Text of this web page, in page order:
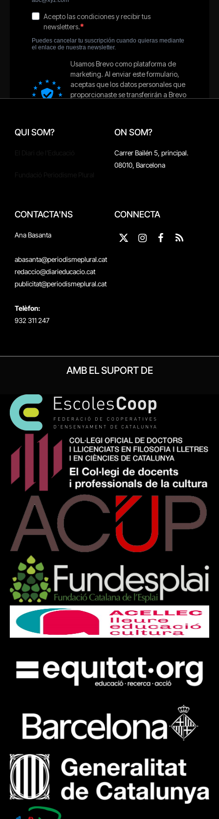
QUI SOM? ON SOM?
Carrer Bailén 5, principal.
08010, Barcelona
CONTACTA'NS
Ana Basanta
abasanta@periodismeplural.cat
redaccio@diarieducacio.cat
publicitat@periodismeplural.cat
Telèfon:
932 311 247
CONNECTA
X
InstagramFacebook
RSS
AMB EL SUPORT DE